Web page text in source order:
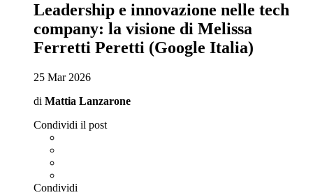
Leadership e innovazione nelle tech
company: la visione di Melissa
Ferretti Peretti (Google Italia)
25 Mar 2026
di Mattia Lanzarone
Condividi il post
Condividi